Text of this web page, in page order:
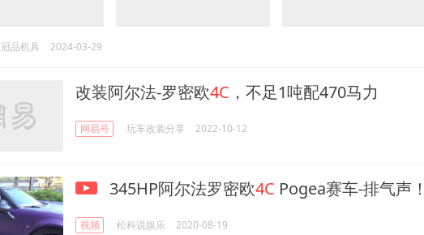
冠品机具 2024-03-29
改装阿尔法-罗密欧4C ，不足1吨配470马力
网易号 玩车改装分享 2022-10-12
345HP阿尔法罗密欧4C Pogea赛车-排气声！
视频 松科说娱乐 2020-08-19